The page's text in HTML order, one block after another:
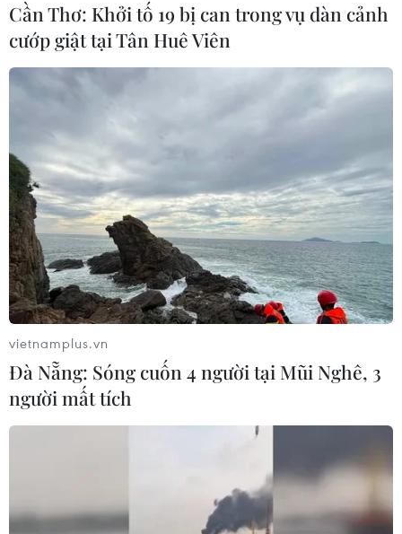
Nguồn vốn tín dụng chính sách: Đòn bẩy
để người nghèo vươn lên
15/07/2020 08:21
Trong 5 năm qua, vốn tín dụng chính sách xã hội đã
đến 100% xã, phường, thị trấn trên toàn quốc; tổng
nguồn vốn tín dụng chính sách đạt 226.560 tỷ đồng,
tăng hơn 91.000 tỷ đồng so với cuối năm 2014.
Cần Thơ: Khởi tố 19 bị can trong vụ dàn cảnh
cướp giật tại Tân Huê Viên
vietnamplus.vn
Đà Nẵng: Sóng cuốn 4 người tại Mũi Nghê, 3
người mất tích